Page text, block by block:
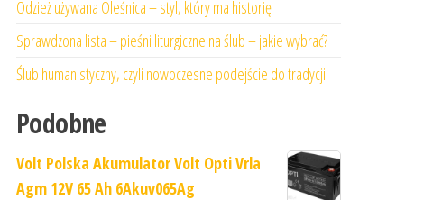
Odzież używana Oleśnica – styl, który ma historię
Sprawdzona lista – pieśni liturgiczne na ślub – jakie wybrać?
Ślub humanistyczny, czyli nowoczesne podejście do tradycji
Podobne
Volt Polska Akumulator Volt Opti Vrla
Agm 12V 65 Ah 6Akuv065Ag